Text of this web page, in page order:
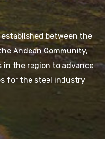
between the
Andean Community,
in the region to advance
for the steel industry